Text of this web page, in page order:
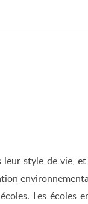
leur style de vie,
Les